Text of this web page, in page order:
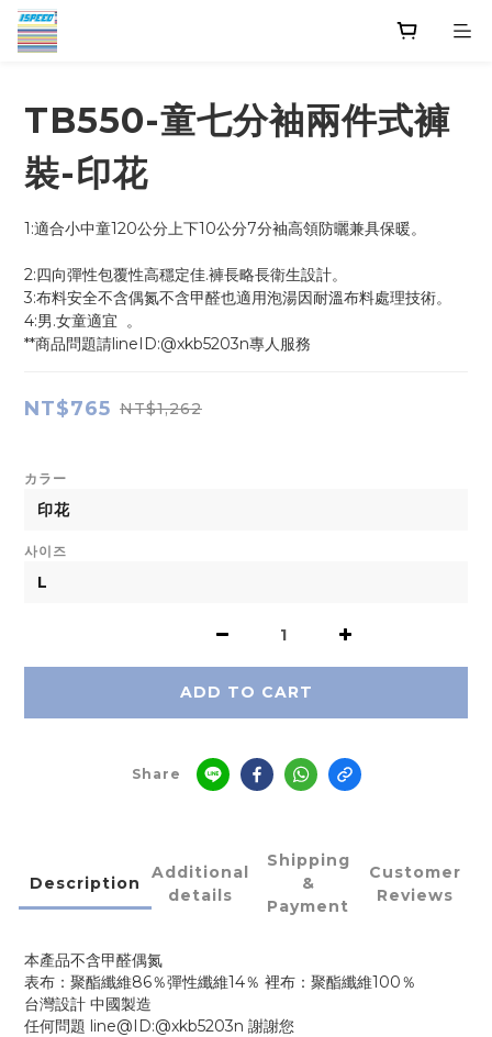
TB550-童七分袖兩件式褲
裝-印花
1:適合小中童120公分上下10公分7分袖高領防曬兼具保暖。
2:四向彈性包覆性高穩定佳.褲長略長衛生設計。
3:布料安全不含偶氮不含甲醛也適用泡湯因耐溫布料處理技術。
4:男.女童適宜  。
**商品問題請lineID:@xkb5203n專人服務
NT$765 NT$1,262
カラー
사이즈
ADD TO CART
Share
Description
Additional
details
Shipping
&
Payment
Customer
Reviews
本產品不含甲醛偶氮
表布：聚酯纖維86％彈性纖維14％ 裡布：聚酯纖維100％
台灣設計 中國製造
任何問題 line@ID:@xkb5203n 謝謝您